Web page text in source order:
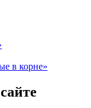
в корне»